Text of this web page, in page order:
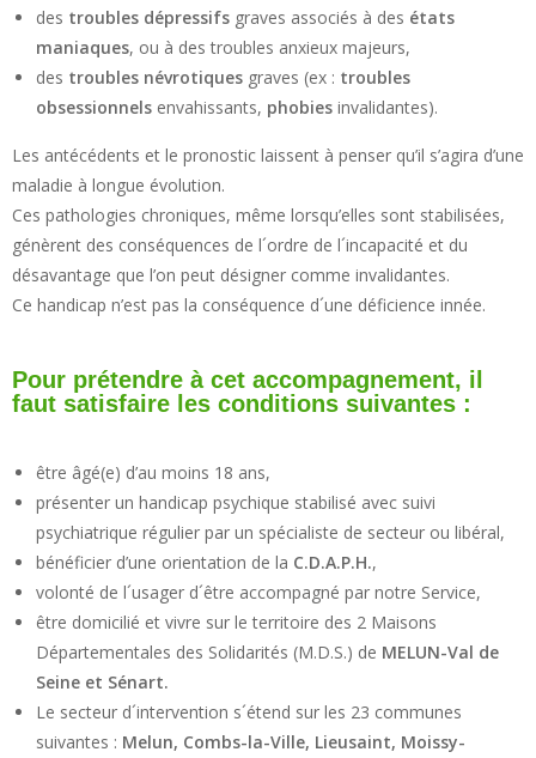
des troubles dépressifs graves associés à des états
maniaques, ou à des troubles anxieux majeurs,
des troubles névrotiques graves (ex : troubles
obsessionnels envahissants, phobies invalidantes).
Les antécédents et le pronostic laissent à penser qu’il s’agira d’une
maladie à longue évolution.
Ces pathologies chroniques, même lorsqu’elles sont stabilisées,
génèrent des conséquences de l´ordre de l´incapacité et du
désavantage que l’on peut désigner comme invalidantes.
Ce handicap n’est pas la conséquence d´une déficience innée.
Pour prétendre à cet accompagnement, il
faut satisfaire les conditions suivantes :
être âgé(e) d’au moins 18 ans,
présenter un handicap psychique stabilisé avec suivi
psychiatrique régulier par un spécialiste de secteur ou libéral,
bénéficier d’une orientation de la C.D.A.P.H.,
volonté de l´usager d´être accompagné par notre Service,
être domicilié et vivre sur le territoire des 2 Maisons
Départementales des Solidarités (M.D.S.) de MELUN-Val de
Seine et Sénart.
Le secteur d´intervention s´étend sur les 23 communes
suivantes : Melun, Combs-la-Ville, Lieusaint, Moissy-